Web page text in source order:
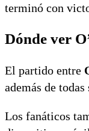
terminó con
Dónde ver
El partido entre
además de
Los fanáticos